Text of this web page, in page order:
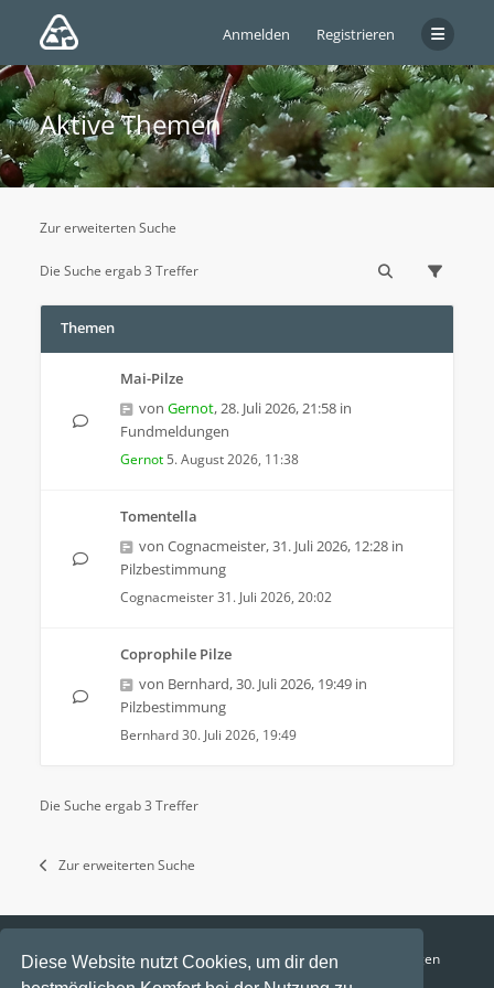
Diese Website nutzt Cookies, um dir den
Anmelden Registrieren
Aktive Themen
Zur erweiterten Suche
Die Suche ergab 3 Treffer
Themen
Mai-Pilze
von Gernot,28. Juli 2026, 21:58 in
Fundmeldungen
Gernot 5. August 2026, 11:38
Tomentella
von Cognacmeister,31. Juli 2026, 12:28 in
Pilzbestimmung
Cognacmeister31. Juli 2026, 20:02
Coprophile Pilze
von Bernhard,30. Juli 2026, 19:49 in
Pilzbestimmung
Bernhard30. Juli 2026, 19:49
Die Suche ergab 3 Treffer
Zur erweiterten Suche
Funga Austria FAQ Datenschutz
Nutzungsbedingungen